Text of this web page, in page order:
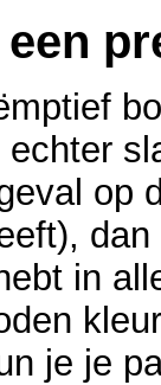
op
in
je je